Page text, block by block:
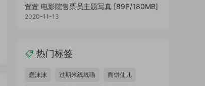
萱萱 电影院售票员主题写真 [89P/180MB]
2020-11-13
热门标签
蠢沫沫 过期米线线喵 面饼仙儿